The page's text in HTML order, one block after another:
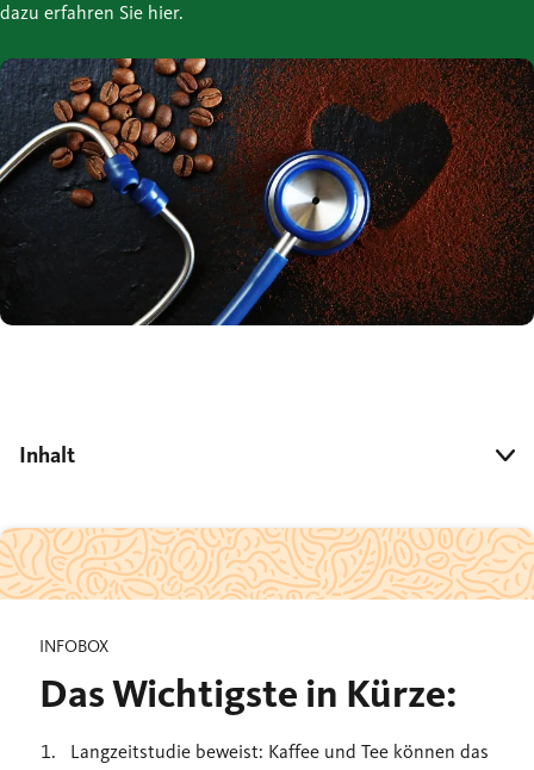
dazu erfahren Sie hier.
Inhalt
INFOBOX
Das Wichtigste in Kürze:
Langzeitstudie beweist: Kaffee und Tee können das